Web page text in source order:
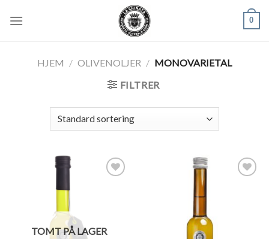
0
HJEM / OLIVENOLJER / MONOVARIETAL
FILTRER
TOMT PÅ LAGER